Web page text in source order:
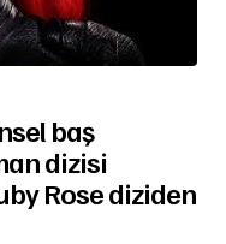
baş
dizisi
Rose diziden